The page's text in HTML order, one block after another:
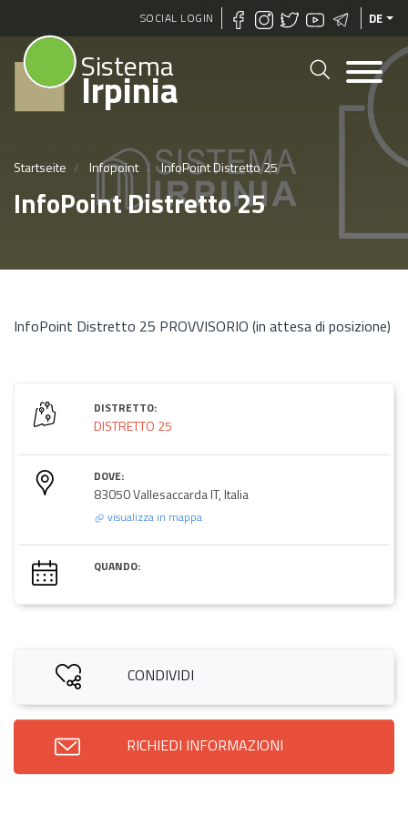
Direkt
zum
SOCIAL LOGIN DE
Sistema
Irpinia
Startseite Infopoint InfoPoint Distretto 25
InfoPoint Distretto 25
InfoPoint Distretto 25 PROVVISORIO (in attesa di posizione)
DISTRETTO:
DISTRETTO 25
DOVE:
83050 Vallesaccarda IT, Italia
visualizza in mappa
QUANDO:
CONDIVIDI
RICHIEDI INFORMAZIONI